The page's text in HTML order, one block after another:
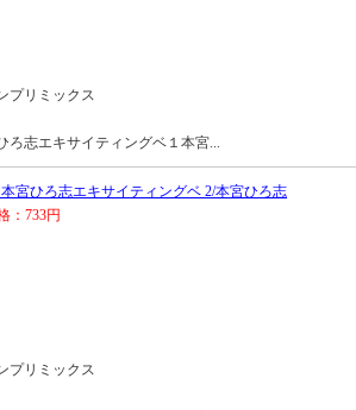
プリミックス
ろ志エキサイティングベ１本宮...
宮ひろ志エキサイティングベ 2/本宮ひろ志
：733円
プリミックス